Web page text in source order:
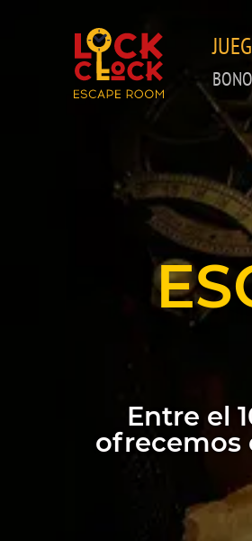
Entre el
ofrecemos